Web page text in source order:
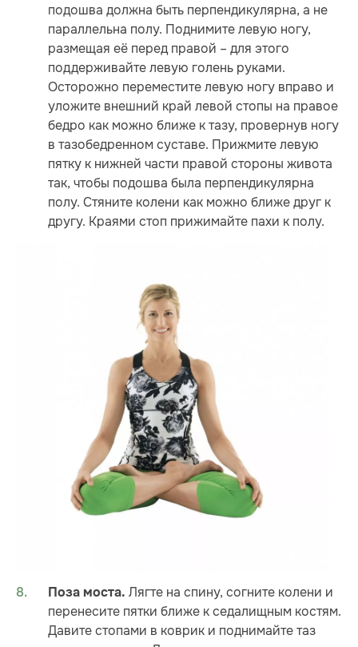
подошва должна быть перпендикулярна, а не
параллельна полу. Поднимите левую ногу,
размещая её перед правой – для этого
поддерживайте левую голень руками.
Осторожно переместите левую ногу вправо и
уложите внешний край левой стопы на правое
бедро как можно ближе к тазу, провернув ногу
в тазобедренном суставе. Прижмите левую
пятку к нижней части правой стороны живота
так, чтобы подошва была перпендикулярна
полу. Стяните колени как можно ближе друг к
другу. Краями стоп прижимайте пахи к полу.
Поза моста. Лягте на спину, согните колени и
перенесите пятки ближе к седалищным костям.
Давите стопами в коврик и поднимайте таз